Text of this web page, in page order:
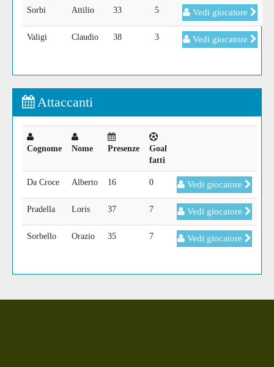
Sorbi Attilio 33 5 Vedi giocatore
Valigi Claudio 38 3 Vedi giocatore
Attaccanti
Cognome Nome Presenze
Goal
fatti
Da Croce Alberto 16 0 Vedi giocatore
Pradella Loris 37 7 Vedi giocatore
Sorbello Orazio 35 7 Vedi giocatore